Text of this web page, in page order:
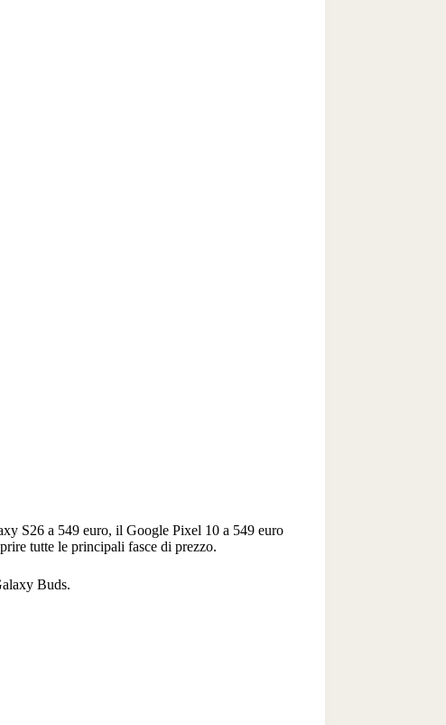
S26 a 549 euro, il Google Pixel 10 a 549 euro
tutte le principali fasce di prezzo.
Buds.